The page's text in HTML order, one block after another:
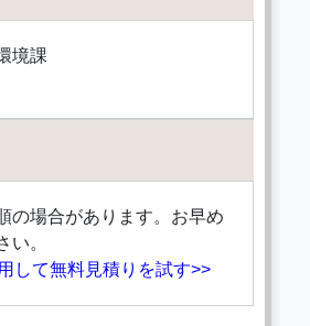
境課
の場合があります。お早め
い。
して無料見積りを試す>>